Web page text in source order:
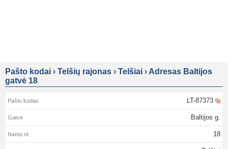
Pašto kodai › Telšių rajonas › Telšiai › Adresas Baltijos
gatvė 18
LT-87373
Baltijos g.
18